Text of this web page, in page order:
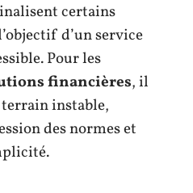
certains
d’un service
Pour les
financières, il
terrain instable,
des normes et